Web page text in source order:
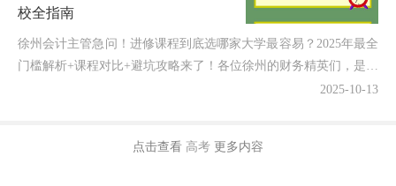
校全指南
徐州会计主管急问！进修课程到底选哪家大学最容易？2025年最全
门槛解析+课程对比+避坑攻略来了！各位徐州的财务精英们，是不
是正在为会计主管进修课程的选择而纠结得头昏脑胀？...2025-10-13
点击查看 高考 更多内容